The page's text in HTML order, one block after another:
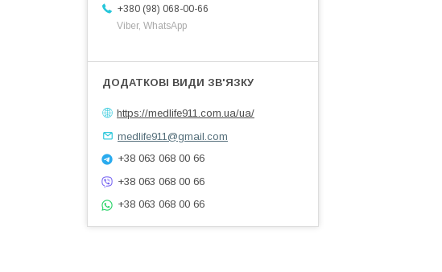
+380 (98) 068-00-66
Viber, WhatsApp
https://medlife911.com.ua/ua/
medlife911@gmail.com
+38 063 068 00 66
+38 063 068 00 66
+38 063 068 00 66